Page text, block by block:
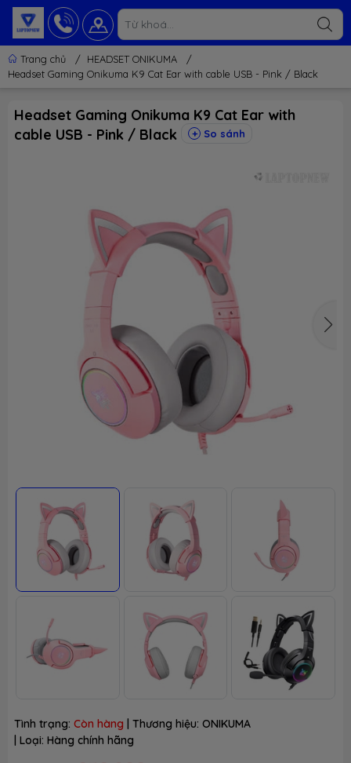
Trang chủ / HEADSET ONIKUMA
/
Headset Gaming Onikuma K9 Cat Ear with cable USB - Pink / Black
Headset Gaming Onikuma K9 Cat Ear with
cable USB - Pink / Black
So sánh
Tình trạng: Còn hàng | Thương hiệu: ONIKUMA
| Loại: Hàng chính hãng